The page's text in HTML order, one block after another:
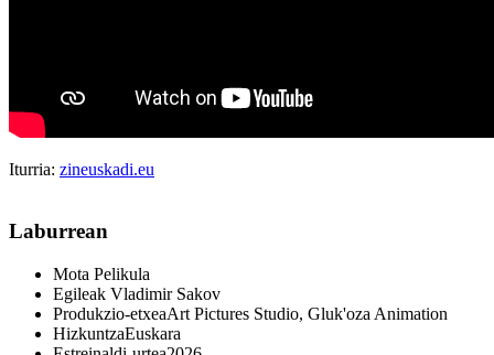
Iturria: zineuskadi.eu
Laburrean
Mota Pelikula
Egileak Vladimir Sakov
Produkzio-etxeaArt Pictures Studio, Gluk'oza Animation
HizkuntzaEuskara